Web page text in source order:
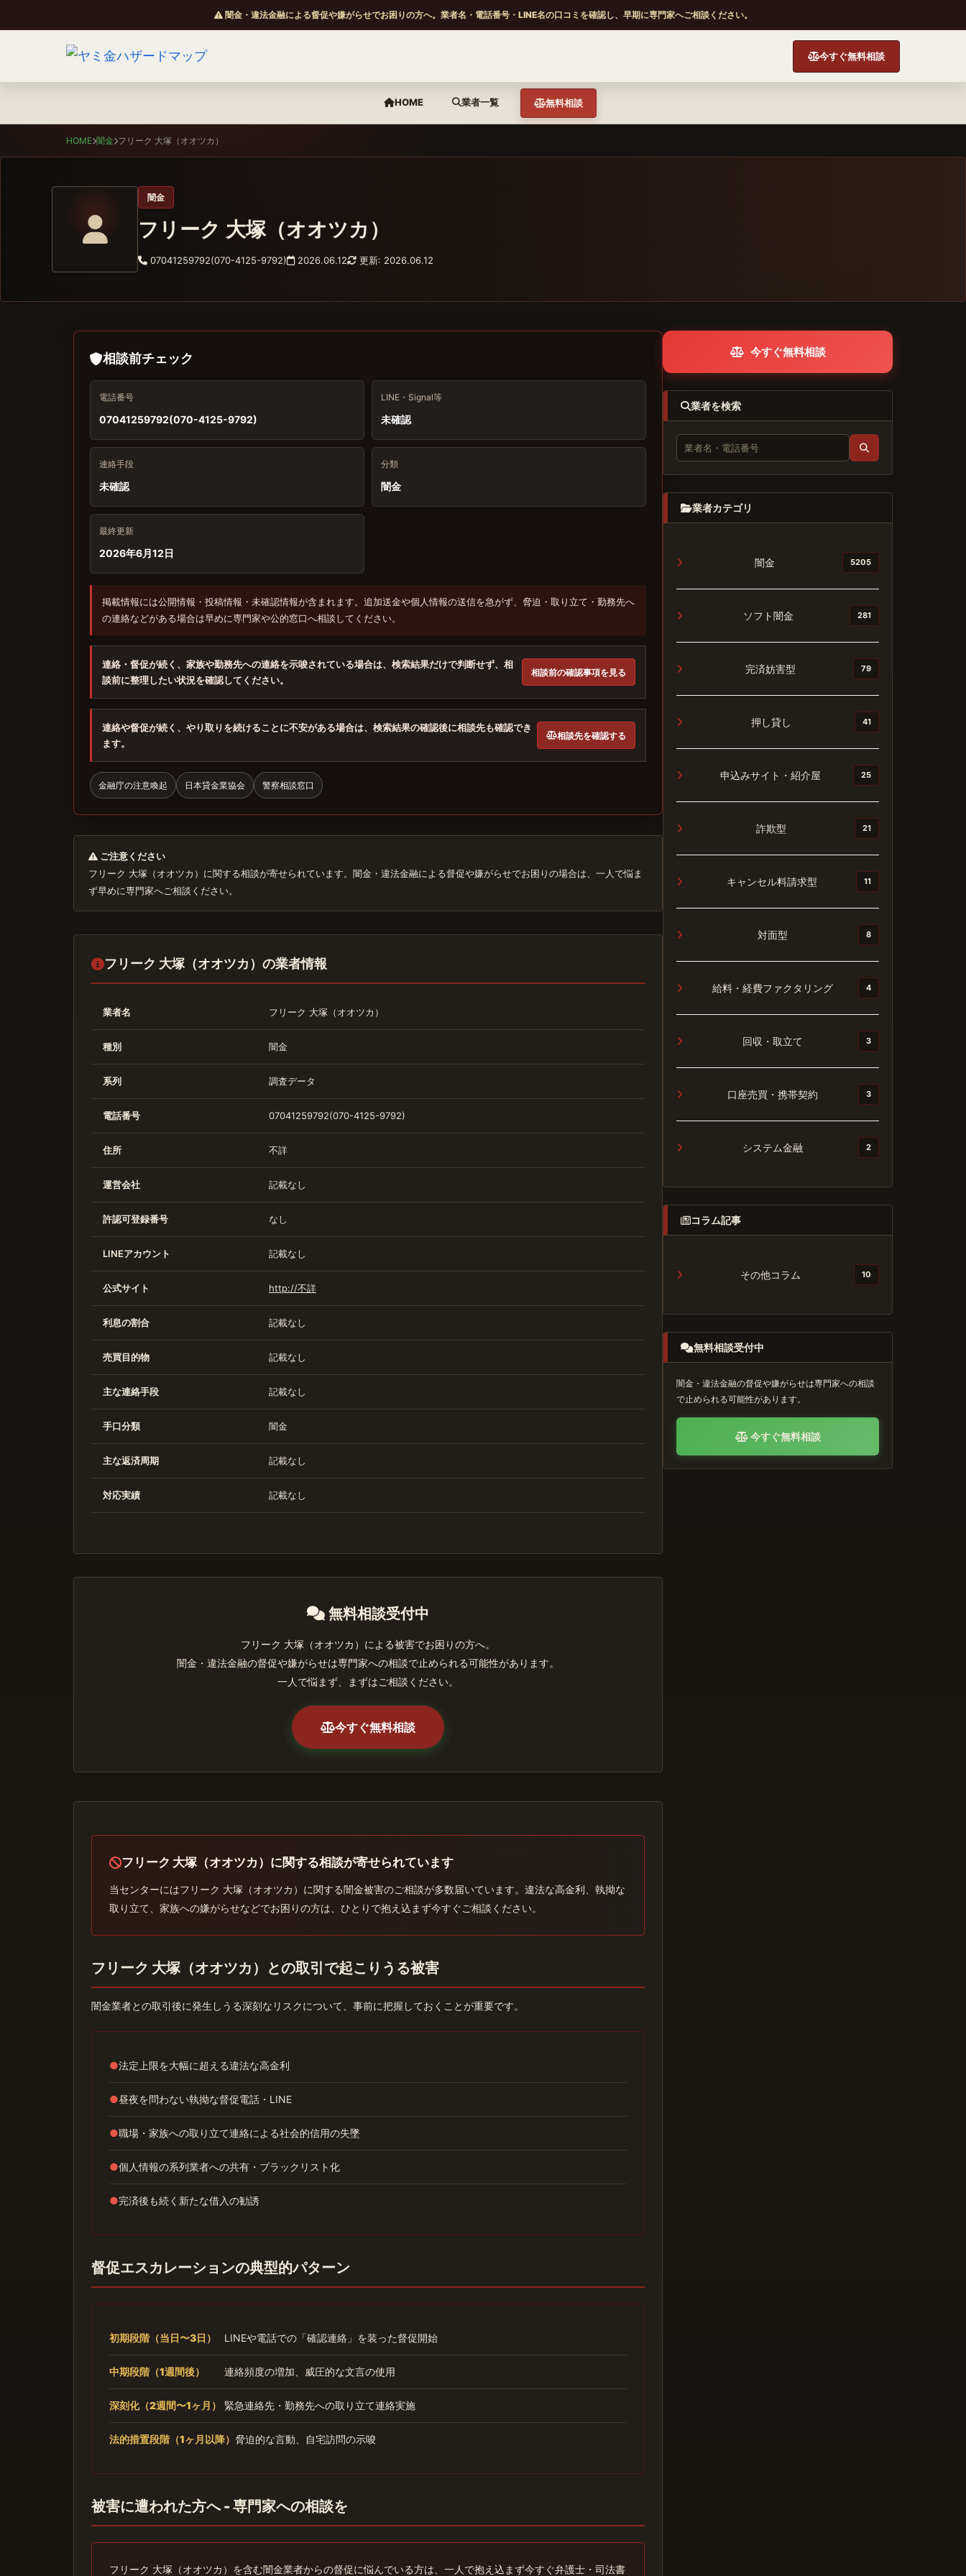
闇金・違法金融による督促や嫌がらせでお困りの方へ。業者名・電話番号・LINE名の口コミを確認し、早期に専門家へご相談ください。
今すぐ無料相談
HOME 業者一覧 無料相談
HOME 闇金 フリーク 大塚（オオツカ）
闇金
フリーク 大塚（オオツカ）
07041259792(070-4125-9792) 2026.06.12 更新: 2026.06.12
相談前チェック
電話番号
07041259792(070-4125-9792)
LINE・Signal等
未確認
連絡手段
未確認
分類
闇金
最終更新
2026年6月12日
掲載情報には公開情報・投稿情報・未確認情報が含まれます。追加送金や個人情報の送信を急がず、脅迫・取り立て・勤務先へ
の連絡などがある場合は早めに専門家や公的窓口へ相談してください。
連絡・督促が続く、家族や勤務先への連絡を示唆されている場合は、検索結果だけで判断せず、相
談前に整理したい状況を確認してください。
相談前の確認事項を見る
連絡や督促が続く、やり取りを続けることに不安がある場合は、検索結果の確認後に相談先も確認でき
ます。
相談先を確認する
金融庁の注意喚起 日本貸金業協会 警察相談窓口
ご注意ください
フリーク 大塚（オオツカ）に関する相談が寄せられています。闇金・違法金融による督促や嫌がらせでお困りの場合は、一人で悩ま
ず早めに専門家へご相談ください。
フリーク 大塚（オオツカ）の業者情報
業者名 フリーク 大塚（オオツカ）
種別 闇金
系列 調査データ
電話番号 07041259792(070-4125-9792)
住所 不詳
運営会社 記載なし
許認可登録番号 なし
LINEアカウント 記載なし
公式サイト http://不詳
利息の割合 記載なし
売買目的物 記載なし
主な連絡手段 記載なし
手口分類 闇金
主な返済周期 記載なし
対応実績 記載なし
無料相談受付中
フリーク 大塚（オオツカ）による被害でお困りの方へ。
闇金・違法金融の督促や嫌がらせは専門家への相談で止められる可能性があります。
一人で悩まず、まずはご相談ください。
今すぐ無料相談
フリーク 大塚（オオツカ）に関する相談が寄せられています
当センターにはフリーク 大塚（オオツカ）に関する闇金被害のご相談が多数届いています。違法な高金利、執拗な
取り立て、家族への嫌がらせなどでお困りの方は、ひとりで抱え込まず今すぐご相談ください。
フリーク 大塚（オオツカ）との取引で起こりうる被害
闇金業者との取引後に発生しうる深刻なリスクについて、事前に把握しておくことが重要です。
●法定上限を大幅に超える違法な高金利
●昼夜を問わない執拗な督促電話・LINE
●職場・家族への取り立て連絡による社会的信用の失墜
●個人情報の系列業者への共有・ブラックリスト化
●完済後も続く新たな借入の勧誘
督促エスカレーションの典型的パターン
初期段階（当日〜3日） LINEや電話での「確認連絡」を装った督促開始
中期段階（1週間後） 連絡頻度の増加、威圧的な文言の使用
深刻化（2週間〜1ヶ月） 緊急連絡先・勤務先への取り立て連絡実施
法的措置段階（1ヶ月以降） 脅迫的な言動、自宅訪問の示唆
被害に遭われた方へ - 専門家への相談を
フリーク 大塚（オオツカ）を含む闇金業者からの督促に悩んでいる方は、一人で抱え込まず今すぐ弁護士・司法書
今すぐ無料相談
業者を検索
業者カテゴリ
闇金 5205
ソフト闇金 281
完済妨害型 79
押し貸し 41
申込みサイト・紹介屋 25
詐欺型 21
キャンセル料請求型 11
対面型 8
給料・経費ファクタリング 4
回収・取立て 3
口座売買・携帯契約 3
システム金融 2
コラム記事
その他コラム 10
無料相談受付中
闇金・違法金融の督促や嫌がらせは専門家への相談
で止められる可能性があります。
今すぐ無料相談